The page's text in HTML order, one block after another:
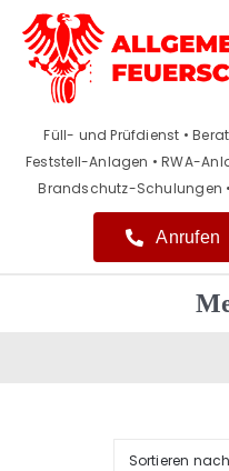
Inhalt
springen
Füll- und Prüfdienst •
Feststell-Anlagen • RWA-
Brandschutz-Schulungen
Anrufen
Sortieren nach